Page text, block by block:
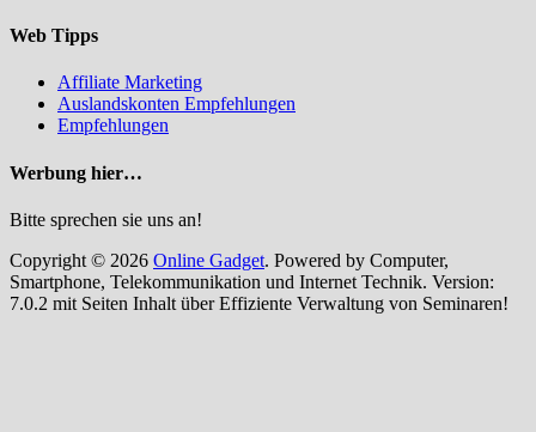
Web Tipps
Affiliate Marketing
Auslandskonten Empfehlungen
Empfehlungen
Werbung hier…
Bitte sprechen sie uns an!
Copyright © 2026 Online Gadget. Powered by Computer,
Smartphone, Telekommunikation und Internet Technik. Version:
7.0.2 mit Seiten Inhalt über Effiziente Verwaltung von Seminaren!